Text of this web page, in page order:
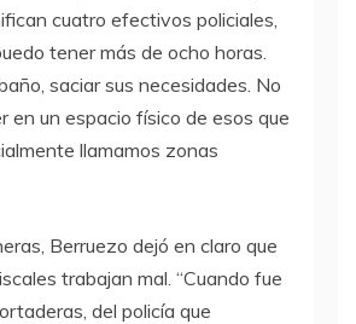
cuatro efectivos policiales,
tener más de ocho horas.
saciar sus necesidades. No
en un espacio físico de esos que
llamamos zonas
Berruezo dejó en claro que
trabajan mal. “Cuando fue
del policía que